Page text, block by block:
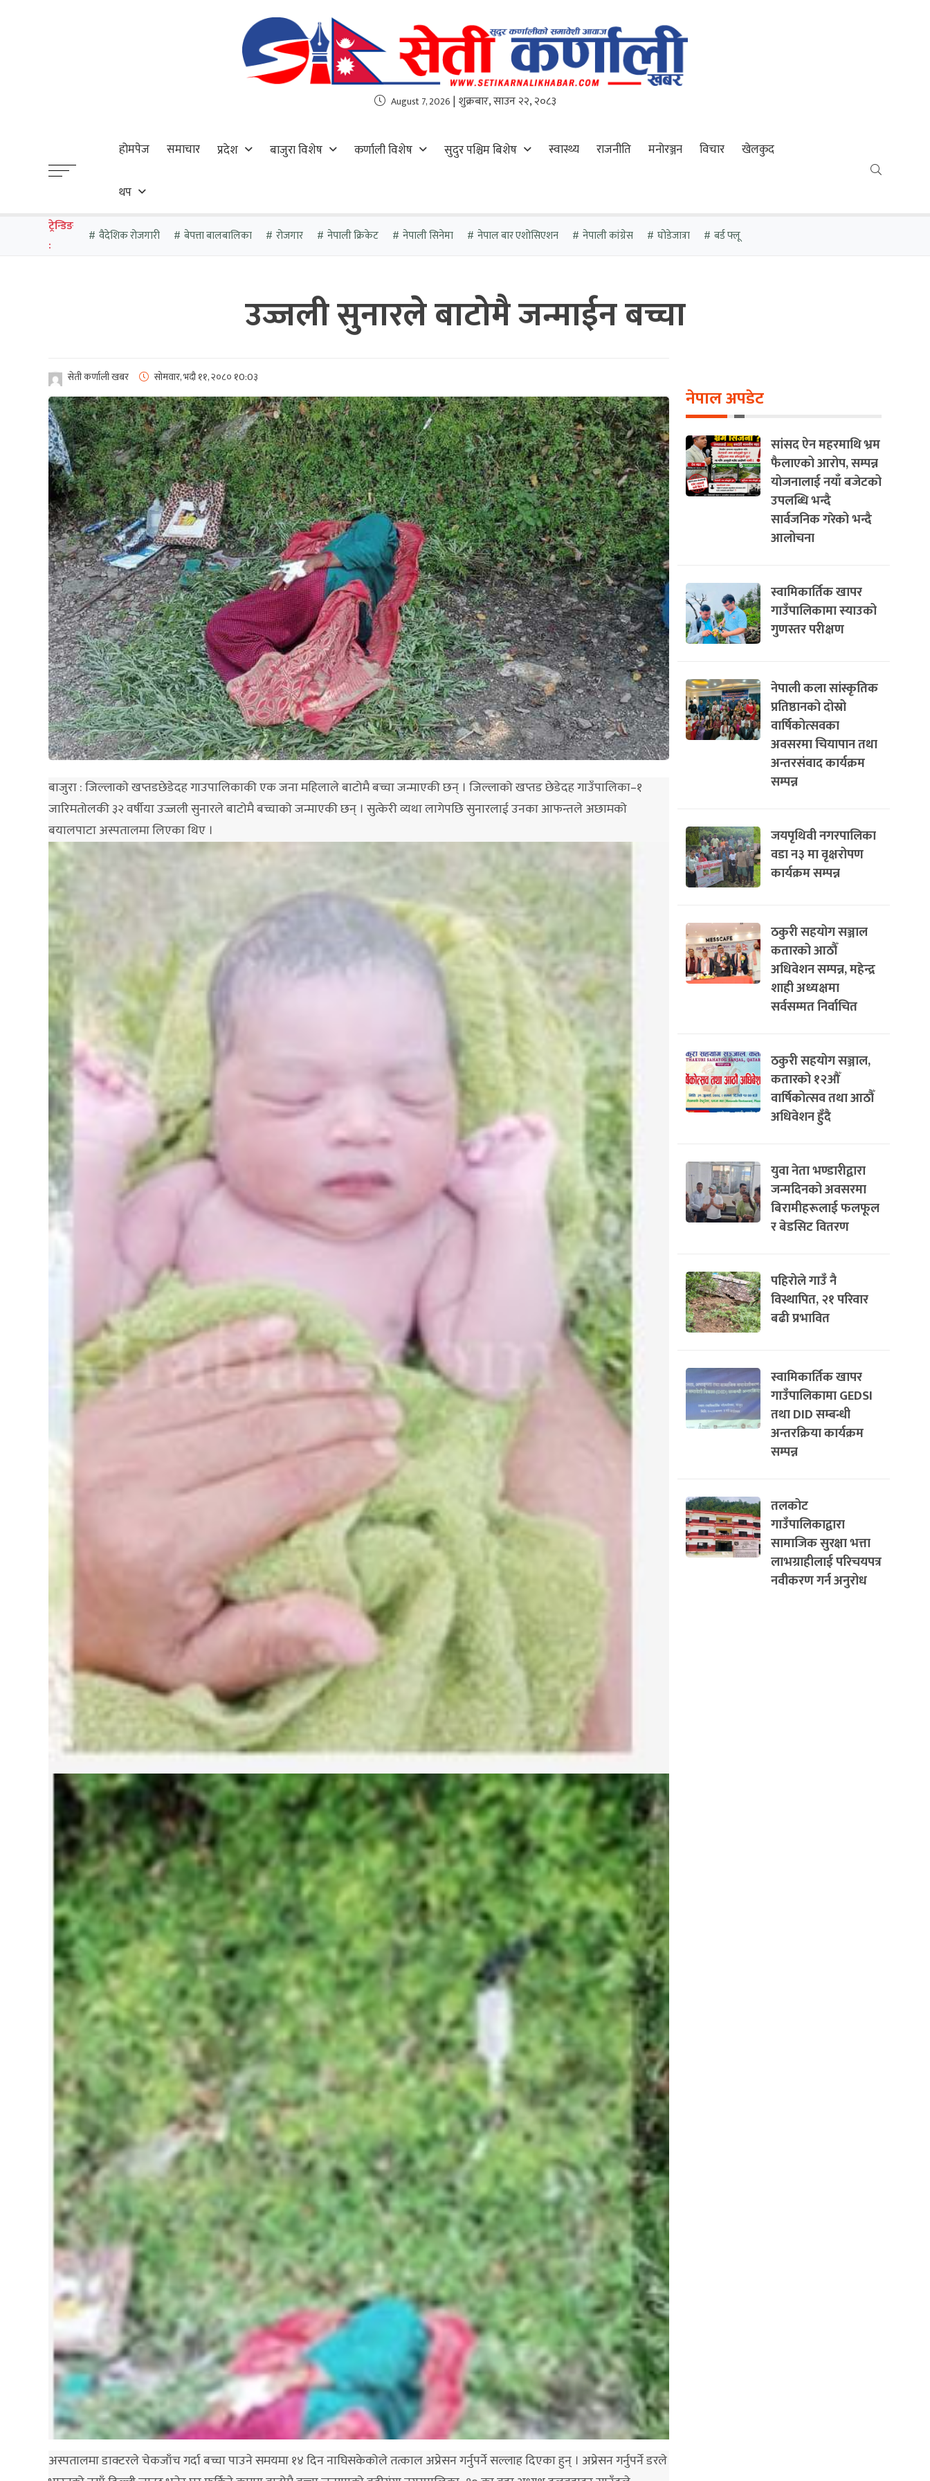
August 7, 2026 | शुक्रबार, साउन २२, २०८३
होमपेज समाचार प्रदेश बाजुरा विशेष कर्णाली विशेष सुदुर पश्चिम बिशेष स्वास्थ्य राजनीति मनोरञ्जन विचार खेलकुद
थप
ट्रेन्डिङ
:
वैदेशिक रोजगारी बेपत्ता बालबालिका रोजगार नेपाली क्रिकेट नेपाली सिनेमा नेपाल बार एशोसिएशन नेपाली कांग्रेस घोडेजात्रा बर्ड फ्लू
उज्जली सुनारले बाटोमै जन्माईन बच्चा
सेती कर्णाली खबर सोमवार, भदौ ११, २०८० १0:0३
बाजुरा : जिल्लाकाे खप्तडछेडेदह गाउपालिकाकी एक जना महिलाले बाटोमै बच्चा जन्माएकी छन् । जिल्लाको खप्तड छेडेदह गाउँपालिका–१
जारिमतोलकी ३२ वर्षीया उज्जली सुनारले बाटोमै बच्चाको जन्माएकी छन् । सुत्केरी व्यथा लागेपछि सुनारलाई उनका आफन्तले अछामको
बयालपाटा अस्पतालमा लिएका थिए ।
अस्पतालमा डाक्टरले चेकजाँच गर्दा बच्चा पाउने समयमा १४ दिन नाघिसकेकोले तत्काल अप्रेसन गर्नुपर्ने सल्लाह दिएका हुन् । अप्रेसन गर्नुपर्ने डरले
नेपाल अपडेट
सांसद ऐन महरमाथि भ्रम
फैलाएको आरोप, सम्पन्न
योजनालाई नयाँ बजेटको
उपलब्धि भन्दै
सार्वजनिक गरेको भन्दै
आलोचना
स्वामिकार्तिक खापर
गाउँपालिकामा स्याउको
गुणस्तर परीक्षण
नेपाली कला सांस्कृतिक
प्रतिष्ठानको दोस्रो
वार्षिकोत्सवका
अवसरमा चियापान तथा
अन्तरसंवाद कार्यक्रम
सम्पन्न
जयपृथिवी नगरपालिका
वडा न३ मा वृक्षरोपण
कार्यक्रम सम्पन्न
ठकुरी सहयोग सञ्जाल
कतारको आठौँ
अधिवेशन सम्पन्न, महेन्द्र
शाही अध्यक्षमा
सर्वसम्मत निर्वाचित
ठकुरी सहयोग सञ्जाल,
कतारको १२औँ
वार्षिकोत्सव तथा आठौँ
अधिवेशन हुँदै
युवा नेता भण्डारीद्वारा
जन्मदिनको अवसरमा
बिरामीहरूलाई फलफूल
र बेडसिट वितरण
पहिरोले गाउँ नै
विस्थापित, २१ परिवार
बढी प्रभावित
स्वामिकार्तिक खापर
गाउँपालिकामा GEDSI
तथा DID सम्बन्धी
अन्तरक्रिया कार्यक्रम
सम्पन्न
तलकोट
गाउँपालिकाद्वारा
सामाजिक सुरक्षा भत्ता
लाभग्राहीलाई परिचयपत्र
नवीकरण गर्न अनुरोध